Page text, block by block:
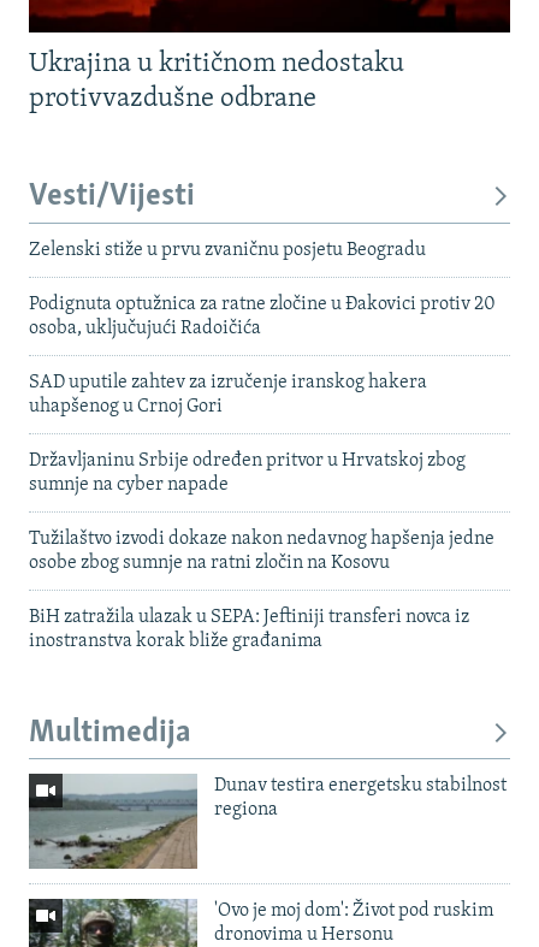
Ukrajina u kritičnom nedostaku
protivvazdušne odbrane
Vesti/Vijesti
Zelenski stiže u prvu zvaničnu posjetu Beogradu
Podignuta optužnica za ratne zločine u Đakovici protiv 20
osoba, uključujući Radoičića
SAD uputile zahtev za izručenje iranskog hakera
uhapšenog u Crnoj Gori
Državljaninu Srbije određen pritvor u Hrvatskoj zbog
sumnje na cyber napade
Tužilaštvo izvodi dokaze nakon nedavnog hapšenja jedne
osobe zbog sumnje na ratni zločin na Kosovu
BiH zatražila ulazak u SEPA: Jeftiniji transferi novca iz
inostranstva korak bliže građanima
Multimedija
Dunav testira energetsku stabilnost
regiona
'Ovo je moj dom': Život pod ruskim
dronovima u Hersonu